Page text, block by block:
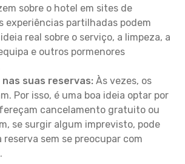
sobre o hotel em sites de
experiências partilhadas podem
real sobre o serviço, a limpeza, a
e outros pormenores
suas reservas: Às vezes, os
Por isso, é uma boa ideia optar por
cancelamento gratuito ou
se surgir algum imprevisto, pode
reserva sem se preocupar com